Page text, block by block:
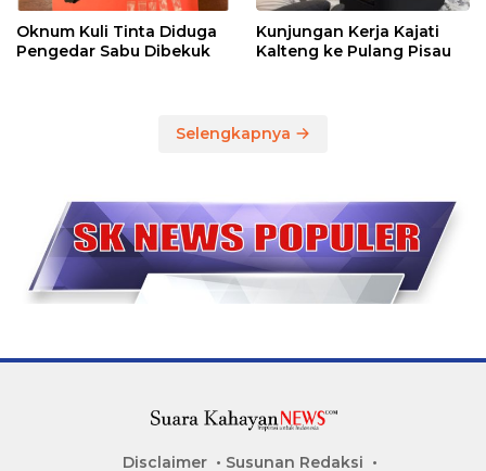
Oknum Kuli Tinta Diduga
Pengedar Sabu Dibekuk
Kunjungan Kerja Kajati
Kalteng ke Pulang Pisau
Selengkapnya
Disclaimer Susunan Redaksi